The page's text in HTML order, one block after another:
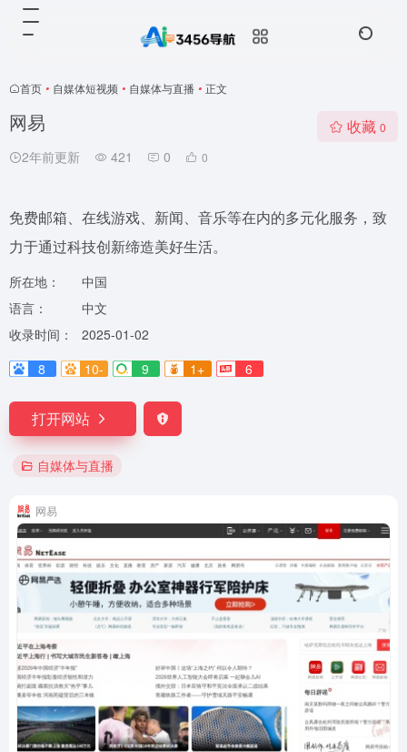
首页 • 自媒体短视频 • 自媒体与直播 • 正文
网易
2年前更新 421 0 0
收藏 0
免费邮箱、在线游戏、新闻、音乐等在内的多元化服务，致
力于通过科技创新缔造美好生活。
所在地：
中国
语言：
中文
收录时间：
2025-01-02
8
10- 9 1+ 6
打开网站
自媒体与直播
网易